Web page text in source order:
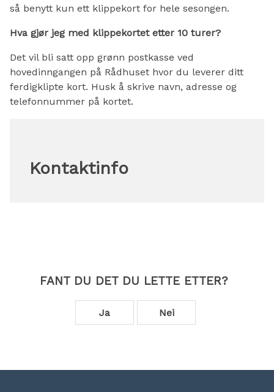
så benytt kun ett klippekort for hele sesongen.
Hva gjør jeg med klippekortet etter 10 turer?
Det vil bli satt opp grønn postkasse ved
hovedinngangen på Rådhuset hvor du leverer ditt
ferdigklipte kort. Husk å skrive navn, adresse og
telefonnummer på kortet.
Kontaktinfo
FANT DU DET DU LETTE ETTER?
Ja Nei